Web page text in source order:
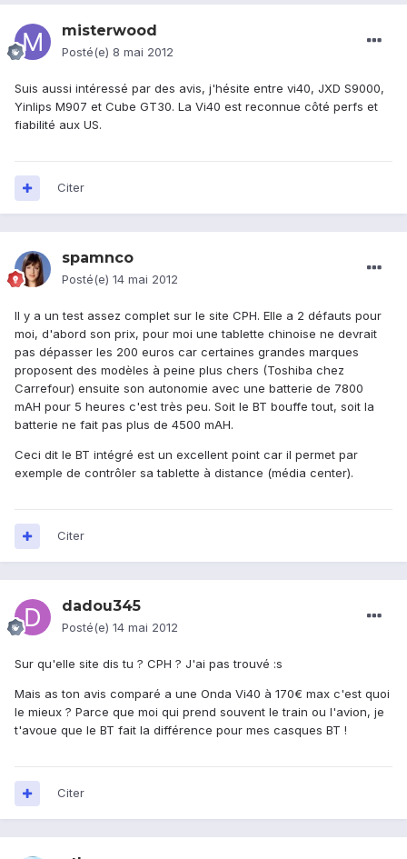
misterwood
Posté(e) 8 mai 2012
Suis aussi intéressé par des avis, j'hésite entre vi40, JXD S9000,
Yinlips M907 et Cube GT30. La Vi40 est reconnue côté perfs et
fiabilité aux US.
Citer
spamnco
Posté(e) 14 mai 2012
Il y a un test assez complet sur le site CPH. Elle a 2 défauts pour
moi, d'abord son prix, pour moi une tablette chinoise ne devrait
pas dépasser les 200 euros car certaines grandes marques
proposent des modèles à peine plus chers (Toshiba chez
Carrefour) ensuite son autonomie avec une batterie de 7800
mAH pour 5 heures c'est très peu. Soit le BT bouffe tout, soit la
batterie ne fait pas plus de 4500 mAH.
Ceci dit le BT intégré est un excellent point car il permet par
exemple de contrôler sa tablette à distance (média center).
Citer
dadou345
Posté(e) 14 mai 2012
Sur qu'elle site dis tu ? CPH ? J'ai pas trouvé :s
Mais as ton avis comparé a une Onda Vi40 à 170€ max c'est quoi
le mieux ? Parce que moi qui prend souvent le train ou l'avion, je
t'avoue que le BT fait la différence pour mes casques BT !
Citer